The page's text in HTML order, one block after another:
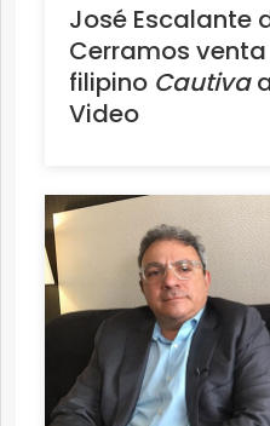
José Escalante
Cerramos
filipino Cautiva
Video